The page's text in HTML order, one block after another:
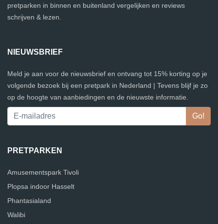
pretparken in binnen en buitenland vergelijken en reviews
schrijven & lezen.
NIEUWSBRIEF
Meld je aan voor de nieuwsbrief en ontvang tot 15% korting op je
volgende bezoek bij een pretpark in Nederland | Tevens blijf je zo
op de hoogte van aanbiedingen en de nieuwste informatie.
PRETPARKEN
Amusementspark Tivoli
Plopsa indoor Hasselt
Phantasialand
Walibi